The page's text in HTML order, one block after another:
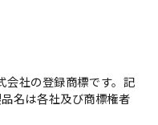
社の登録商標です。記
名は各社及び商標権者